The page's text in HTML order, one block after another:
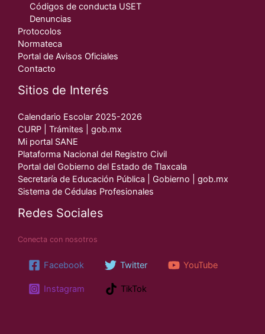
Códigos de conducta USET
Denuncias
Protocolos
Normateca
Portal de Avisos Oficiales
Contacto
Sitios de Interés
Calendario Escolar 2025-2026
CURP | Trámites | gob.mx
Mi portal SANE
Plataforma Nacional del Registro Civil
Portal del Gobierno del Estado de Tlaxcala
Secretaría de Educación Pública | Gobierno | gob.mx
Sistema de Cédulas Profesionales
Redes Sociales
Conecta con nosotros
Facebook Twitter YouTube
Instagram TikTok